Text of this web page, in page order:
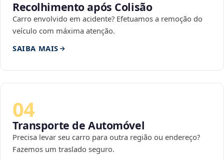
Recolhimento após Colisão
Carro envolvido em acidente? Efetuamos a remoção do
veículo com máxima atenção.
SAIBA MAIS
04
Transporte de Automóvel
Precisa levar seu carro para outra região ou endereço?
Fazemos um traslado seguro.